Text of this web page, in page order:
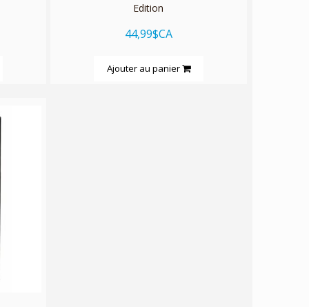
Edition
44,99$CA
Ajouter au panier